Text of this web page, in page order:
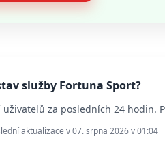
služby Fortuna Sport?
za posledních 24 hodin.
aktualizace v 07. srpna 2026 v 01:04